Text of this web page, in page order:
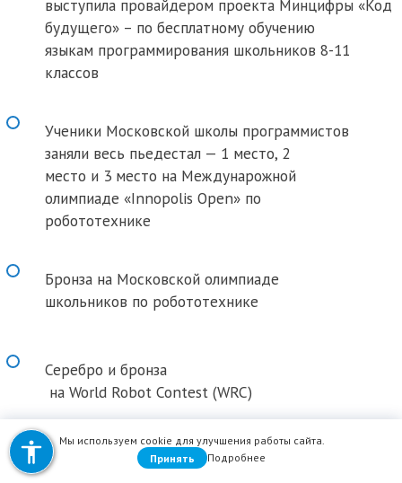
выступила провайдером проекта Минцифры «Код
будущего» – по бесплатному обучению
языкам программирования школьников 8-11
классов
Ученики Московской школы программистов
заняли весь пьедестал — 1 место, 2
место и 3 место на Междунарожной
олимпиаде «Innopolis Open» по
робототехнике
Бронза на Московской олимпиаде
школьников по робототехнике
Серебро и бронза
на World Robot Contest (WRC)
Мы используем cookie для улучшения работы сайта.
Принять
Подробнее
межбуквенное
межстрочное
курсор
для чтения
анимации